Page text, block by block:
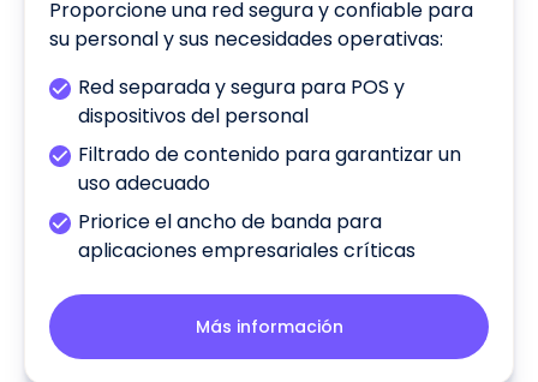
Proporcione una red segura y confiable para
su personal y sus necesidades operativas:
Red separada y segura para POS y
dispositivos del personal
Filtrado de contenido para garantizar un
uso adecuado
Priorice el ancho de banda para
aplicaciones empresariales críticas
Más información